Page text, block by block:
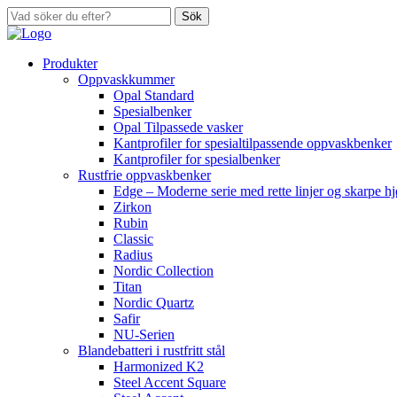
Sök
Produkter
Oppvaskkummer
Opal Standard
Spesialbenker
Opal Tilpassede vasker
Kantprofiler for spesialtilpassende oppvaskbenker
Kantprofiler for spesialbenker
Rustfrie oppvaskbenker
Edge – Moderne serie med rette linjer og skarpe
Zirkon
Rubin
Classic
Radius
Nordic Collection
Titan
Nordic Quartz
Safir
NU-Serien
Blandebatteri i rustfritt stål
Harmonized K2
Steel Accent Square